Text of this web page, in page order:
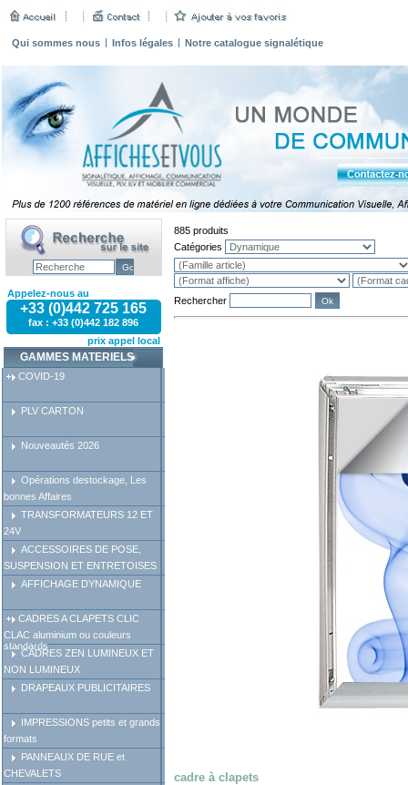
Qui sommes nous Infos légales Notre catalogue signalétique
Appelez-nous au
+33 (0)442 725 165
fax : +33 (0)442 182 896
prix appel local
GAMMES MATERIELS
COVID-19
PLV CARTON
Nouveautés 2026
Opérations destockage, Les
bonnes Affaires
TRANSFORMATEURS 12 ET
24V
ACCESSOIRES DE POSE,
SUSPENSION ET ENTRETOISES
AFFICHAGE DYNAMIQUE
CADRES A CLAPETS CLIC
CLAC aluminium ou couleurs
standards
CADRES ZEN LUMINEUX ET
NON LUMINEUX
DRAPEAUX PUBLICITAIRES
IMPRESSIONS petits et grands
formats
PANNEAUX DE RUE et
CHEVALETS
885 produits
Catégories
Rechercher
cadre à clapets